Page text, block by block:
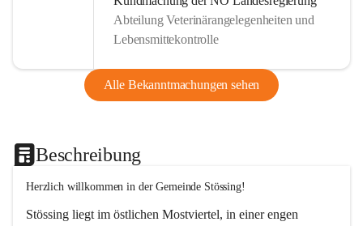
Abteilung Veterinärangelegenheiten und
Lebensmittekontrolle
Alle Bekanntmachungen sehen
Beschreibung
Herzlich willkommen in der Gemeinde Stössing!
Stössing liegt im östlichen Mostviertel, in einer engen